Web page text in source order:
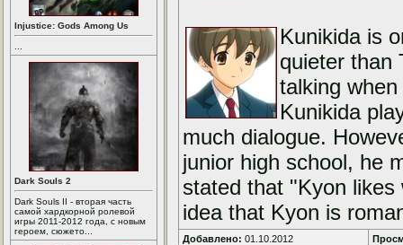
Injustice: Gods Among Us
Dark Souls 2
Dark Souls II - вторая часть
самой хардкорной ролевой
игры 2011-2012 года, с новым
героем, сюжето...
Kunikida is
quieter than
talking
Kunikida
much dialogue.
junior high school, he
stated that "Kyon
idea that Kyon is
Добавлено: 01.10.2012